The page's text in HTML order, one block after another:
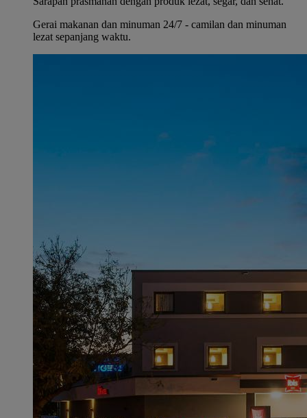
Gerai makanan dan minuman 24/7 - camilan dan minuman
lezat sepanjang waktu.